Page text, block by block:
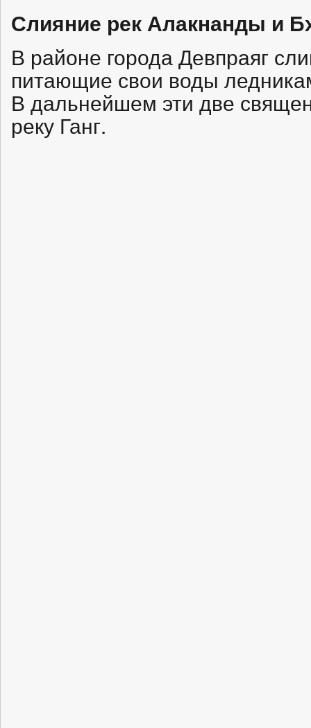
Слияние рек Алакнанды и
В районе города Девпраяг
питающие свои воды
В дальнейшем эти две
реку Ганг.